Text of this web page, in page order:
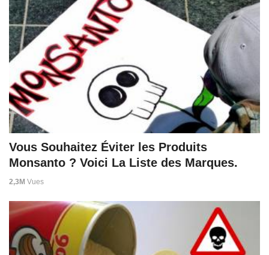
Vous Souhaitez Éviter les Produits
Monsanto ? Voici La Liste des Marques.
2,3M Vues